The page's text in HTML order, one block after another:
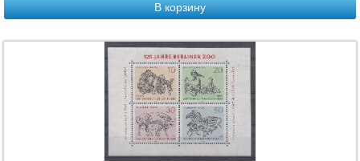
В корзину